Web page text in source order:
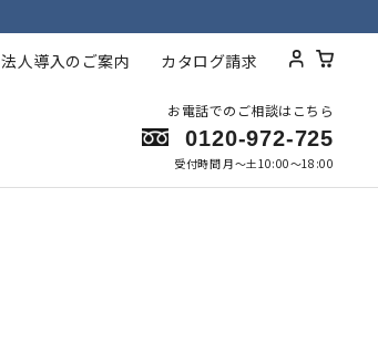
法人導入のご案内 カタログ請求
お電話でのご相談はこちら
0120-972-725
受付時間 月～土10:00〜18:00